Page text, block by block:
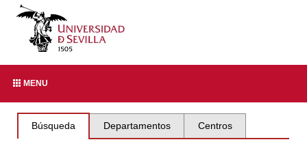
MENU
Búsqueda Departamentos Centros